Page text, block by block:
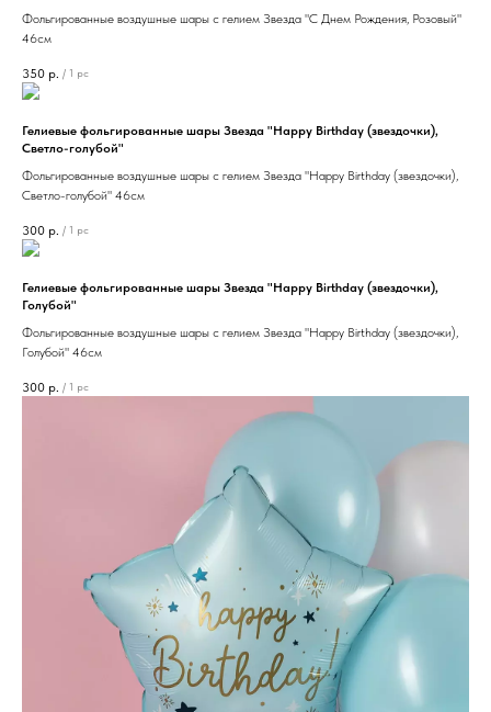
Фольгированные воздушные шары с гелием Звезда "С Днем Рождения, Розовый"
46см
350 р. / 1 pc
Гелиевые фольгированные шары Звезда "Happy Birthday (звездочки),
Светло-голубой"
Фольгированные воздушные шары с гелием Звезда "Happy Birthday (звездочки),
Светло-голубой" 46см
300 р. / 1 pc
Гелиевые фольгированные шары Звезда "Happy Birthday (звездочки),
Голубой"
Фольгированные воздушные шары с гелием Звезда "Happy Birthday (звездочки),
Голубой" 46см
300 р. / 1 pc